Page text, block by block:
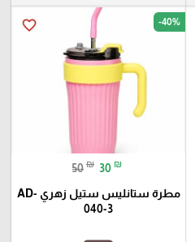
favorite_border -40%
50 ₪ 30 ₪
مطرة ستانليس ستيل زهري AD-
040-3